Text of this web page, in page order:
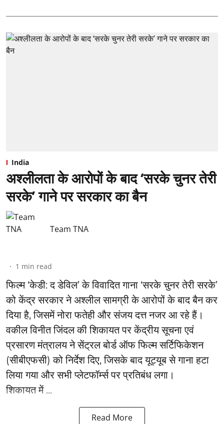
India
अश्लीलता के आरोपों के बाद ‘सरके चुनर तेरी
सरके’ गाने पर सरकार का बैन
Team TNA
1 min read
फिल्म ‘केडी: द डेविल’ के विवादित गाना ‘सरके चुनर तेरी सरके’
को केंद्र सरकार ने अश्लील सामग्री के आरोपों के बाद बैन कर
दिया है, जिसमें नोरा फतेही और संजय दत्त नजर आ रहे हैं।
वकील विनीत जिंदल की शिकायत पर केंद्रीय सूचना एवं
प्रसारण मंत्रालय ने सेंट्रल बोर्ड ऑफ फिल्म सर्टिफिकेशन
(सीबीएफसी) को निर्देश दिए, जिसके बाद यूट्यूब से गाना हटा
लिया गया और सभी प्लेटफॉर्म्स पर प्रतिबंध लगा।
शिकायत में ...
Read More